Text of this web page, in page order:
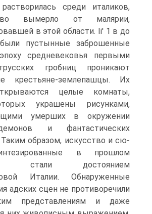
растворилась среди итали­ков,
вымерло от малярии,
в этой области. Ii' 1 в до
пустынные заброшенные
средневековья первыми
гроб­ниц проникают
крестьяне-землепашцы. Их
целые комнаты,
украшены рисун­ками,
умерших в окружении
и фантастических
образом, искусство и сю­
в прошлом
стали достояни­ем
Италии. Обнаруженные
адских сцен не противоречили
представлениям и даже